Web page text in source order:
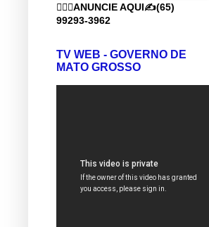
👨🏻‍⚕️ANUNCIE AQUI✍️(65)
99293-3962
TV WEB - GOVERNO DE
MATO GROSSO